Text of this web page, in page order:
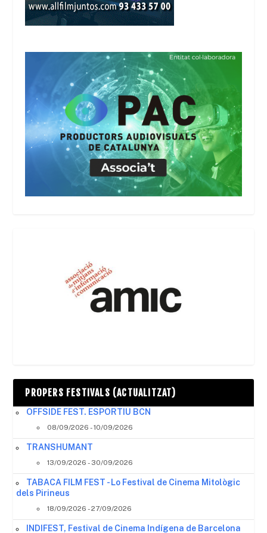
PROPERS FESTIVALS (ACTUALITZAT)
OFFSIDE FEST. ESPORTIU BCN
08/09/2026 - 10/09/2026
TRANSHUMANT
13/09/2026 - 30/09/2026
TABACA FILM FEST - Lo Festival de Cinema Mitològic
dels Pirineus
18/09/2026 - 27/09/2026
INDIFEST, Festival de Cinema Indígena de Barcelona